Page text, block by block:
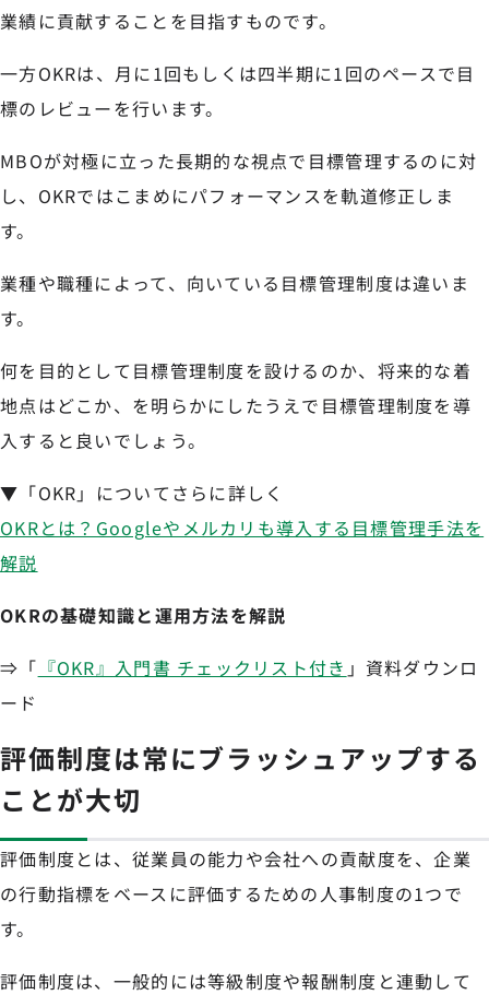
業績に貢献することを目指すものです。
一方OKRは、月に1回もしくは四半期に1回のペースで目
標のレビューを行います。
MBOが対極に立った長期的な視点で目標管理するのに対
し、OKRではこまめにパフォーマンスを軌道修正しま
す。
業種や職種によって、向いている目標管理制度は違いま
す。
何を目的として目標管理制度を設けるのか、将来的な着
地点はどこか、を明らかにしたうえで目標管理制度を導
入すると良いでしょう。
▼「OKR」についてさらに詳しく
OKRとは？Googleやメルカリも導入する目標管理手法を
解説
OKRの基礎知識と運用方法を解説
⇒「 『OKR』入門書 チェックリスト付き 」資料ダウンロ
ード
評価制度は常にブラッシュアップする
ことが大切
評価制度とは、従業員の能力や会社への貢献度を、企業
の行動指標をベースに評価するための人事制度の1つで
す。
評価制度は、一般的には等級制度や報酬制度と連動して